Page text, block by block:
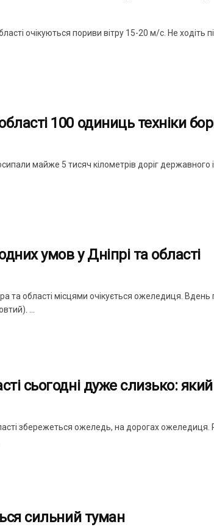
очікуються пориви вітру 15-20 м/с. Не ходіть
100 одиниць техніки
майже 5 тисяч кілометрів доріг
умов у Дніпрі та області
та області місцями очікується ожеледиця. Вдень
...
сьогодні дуже слизько:
збережеться ожеледь, на дорогах
сильний туман